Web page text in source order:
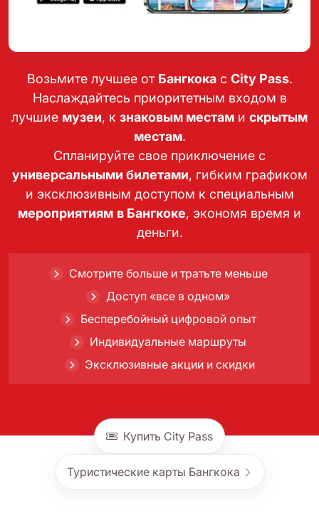
Возьмите лучшее от Бангкокас City Pass.
Наслаждайтесь приоритетным входом в
лучшие музеи, к знаковым местам и скрытым
местам.
Спланируйте свое приключение с
универсальными билетами, гибким графиком
и эксклюзивным доступом к специальным
мероприятиям в Бангкоке, экономя время и
деньги.
Смотрите больше и тратьте меньше
Доступ «все в одном»
Бесперебойный цифровой опыт
Индивидуальные маршруты
Эксклюзивные акции и скидки
Купить City Pass
Туристические карты Бангкока